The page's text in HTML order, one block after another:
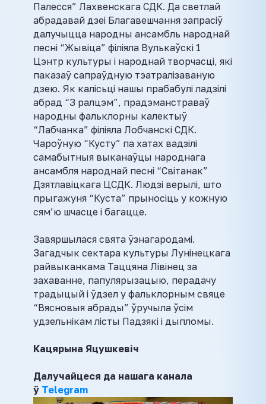
Палесся” Лахвенскага СДК. Да светлай
абрадавай дзеі Благавешчання запрасіў
далучыцца народны ансамбль народнай
песні “Жывіца” філіяла Вулькаўскі 1
Цэнтр культуры і народнай творчасці, які
паказаў сапраўдную тэатралізаваную
дзею. Як калісьці нашы прабабулі ладзілі
абрад “З ралцэм”, прадэманстраваў
народны фальклорны калектыў
“Лабчанка” філіяла Лобчанскі СДК.
Чароўную “Кусту” па хатах вадзілі
самабытныя выканаўцы народнага
ансамбля народнай песні “Світанак”
Дзятлавіцкага ЦСДК. Людзі верылі, што
прыгажуня “Куста” прыносіць у кожную
сям’ю шчасце і багацце.
Завяршылася свята ўзнагародамі.
Загадчык сектара культуры Лунінецкага
райвыканкама Таццяна Лівінец за
захаванне, папулярызацыю, перадачу
традыцый і ўдзел у фальклорным свяце
“Вясновыя абрады” ўручыла ўсім
удзельнікам лісты Падзякі і дыпломы.
Кацярына Яцушкевіч
Далучайцеся да нашага канала
ў Telegram